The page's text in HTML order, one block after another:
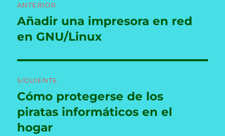
de
entradas
ANTERIOR
Entrada
anterior:
Añadir una impresora en red
en GNU/Linux
SIGUIENTE
Entrada
siguiente:
Cómo protegerse de los
piratas informáticos en el
hogar